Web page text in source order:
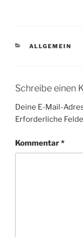
KATEGORIEN
ALLGEMEIN
Schreibe einen
Deine E-Mail-
Erforderliche
Kommentar*